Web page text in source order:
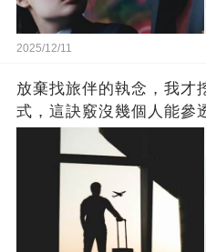
2025/12/11
放棄找旅伴的執念，我才
式，這訣竅沒幾個人能參